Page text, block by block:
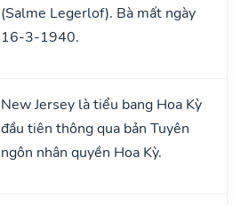
(Salme Legerlof). Bà mất ngày
16-3-1940.
New Jersey là tiểu bang Hoa Kỳ
đầu tiên thông qua bản Tuyên
ngôn nhân quyền Hoa Kỳ.